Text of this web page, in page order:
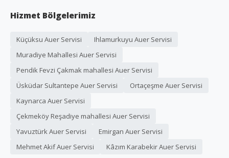
Hizmet Bölgelerimiz
Küçüksu Auer Servisi
Ihlamurkuyu Auer Servisi
Muradiye Mahallesi Auer Servisi
Pendik Fevzi Çakmak mahallesi Auer Servisi
Üsküdar Sultantepe Auer Servisi
Ortaçeşme Auer Servisi
Kaynarca Auer Servisi
Çekmeköy Reşadiye mahallesi Auer Servisi
Yavuztürk Auer Servisi
Emirgan Auer Servisi
Mehmet Akif Auer Servisi
Kâzım Karabekir Auer Servisi